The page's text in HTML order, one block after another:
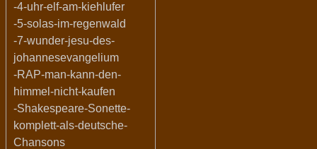
-4-uhr-elf-am-kiehlufer
-5-solas-im-regenwald
-7-wunder-jesu-des-
johannesevangelium
-RAP-man-kann-den-
himmel-nicht-kaufen
-Shakespeare-Sonette-
komplett-als-deutsche-
Chansons